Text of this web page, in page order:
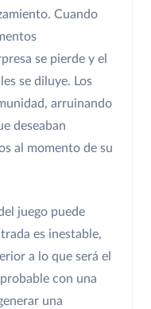
Cuando
se pierde y el
se diluye. Los
arruinando
deseaban
al momento de su
juego puede
es inestable,
a lo que será el
con una
una